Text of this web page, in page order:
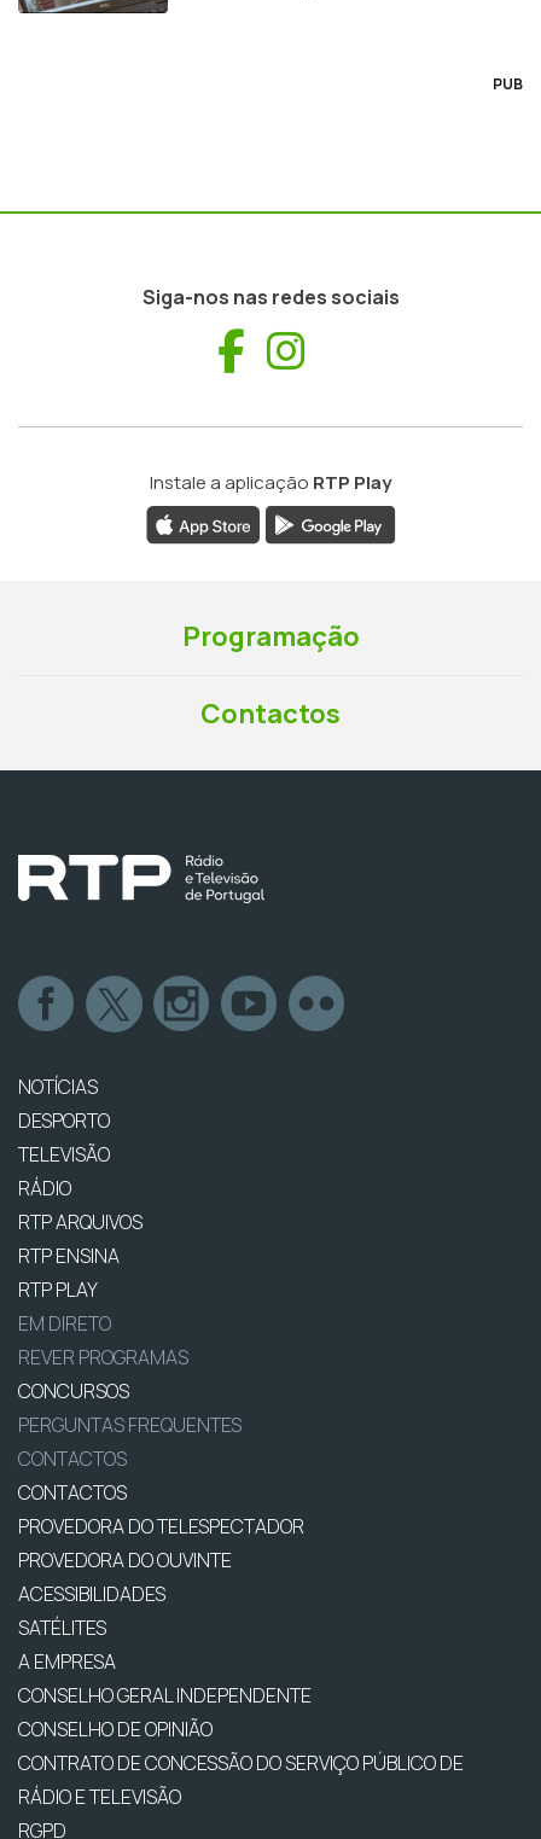
PUB
Siga-nos nas redes sociais
Facebook
Instale a aplicação RTP Play
Programação
Contactos
NOTÍCIAS
DESPORTO
TELEVISÃO
RÁDIO
RTP ARQUIVOS
RTP ENSINA
RTP PLAY
EM DIRETO
REVER PROGRAMAS
CONCURSOS
PERGUNTAS FREQUENTES
CONTACTOS
CONTACTOS
PROVEDORA DO TELESPECTADOR
PROVEDORA DO OUVINTE
ACESSIBILIDADES
SATÉLITES
A EMPRESA
CONSELHO GERAL INDEPENDENTE
CONSELHO DE OPINIÃO
CONTRATO DE CONCESSÃO DO SERVIÇO PÚBLICO DE
RÁDIO E TELEVISÃO
RGPD